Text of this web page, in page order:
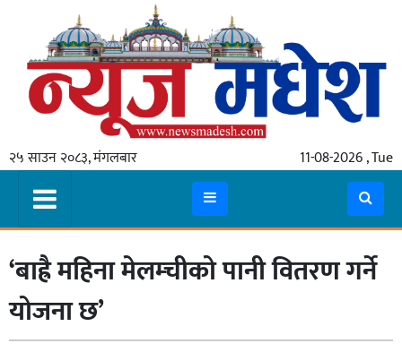
२५ साउन २०८३, मंगलबार 11-08-2026 , Tue
गृहपृष्ठ
स्थानीय
प्रदेश
मधेश
प्रदेश
लुम्बिनी
‘बाह्रै महिना मेलम्चीको पानी वितरण गर्ने
योजना छ’